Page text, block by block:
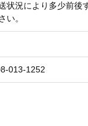
状況により多少前後
い。
013-1252